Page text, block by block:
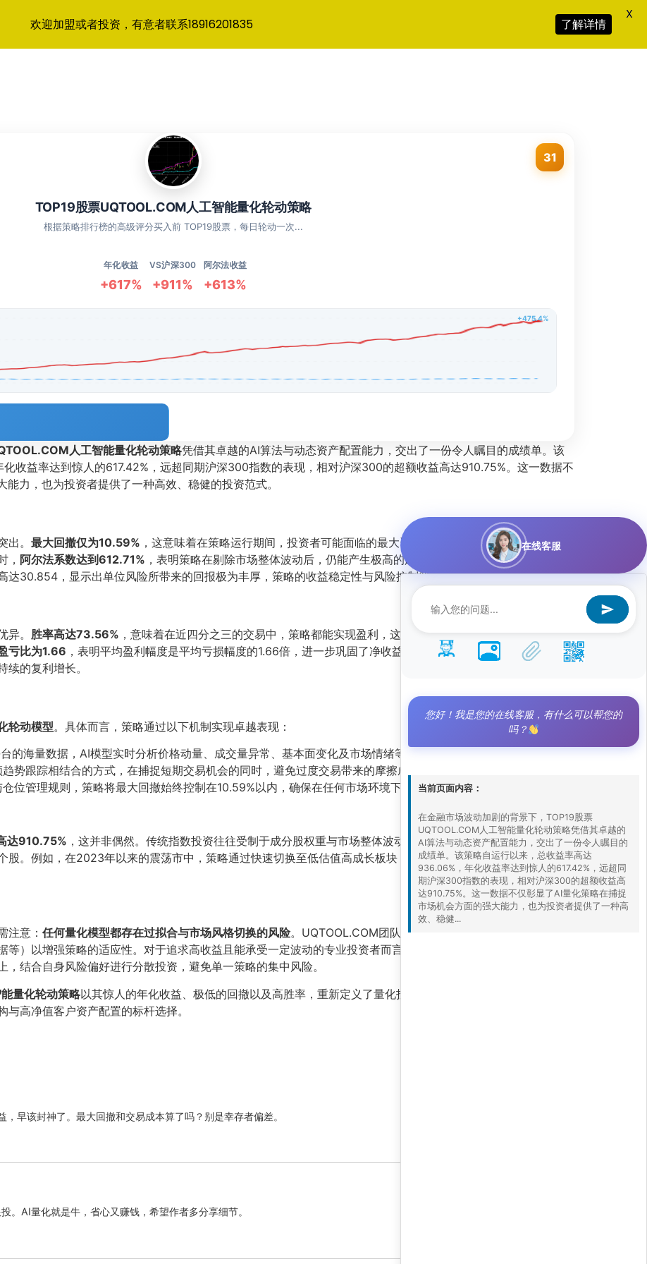
31
TOP19股票UQTOOL.COM人工智能量化轮动策略
根据策略排行榜的高级评分买入前 TOP19股票，每日轮动一次...
年化收益
+617%
VS沪深300
+911%
阿尔法收益
+613%
+475.4%
人工智能量化轮动策略凭借其卓越的AI算法与动态资产配置能力，交出了一份令人瞩目的成绩单。该
化收益率达到惊人的617.42%，远超同期沪深300指数的表现，相对沪深300的超额收益高达910.75%。这一数据不
力，也为投资者提供了一种高效、稳健的投资范式。
。 最大回撤仅为10.59% ，这意味着在策略运行期间，投资者可能面临的最大资产缩水幅度控制在极低水平，远
， 阿尔法系数达到612.71% ，表明策略在剔除市场整体波动后，仍能产生极高的超额收益，这归功于AI模型对市场
达30.854，显示出单位风险所带来的回报极为丰厚，策略的收益稳定性与风险控制能力达到了行业顶尖水平。
。 胜率高达73.56% ，意味着在近四分之三的交易中，策略都能实现盈利，这得益于AI系统对市场趋势、动量因
亏比为1.66 ，表明平均盈利幅度是平均亏损幅度的1.66倍，进一步巩固了净收益的累积。高胜率与正盈亏比的结
的复利增长。
轮动模型。具体而言，策略通过以下机制实现卓越表现：
的海量数据，AI模型实时分析价格动量、成交量异常、基本面变化及市场情绪等多维度因子，动态调整持仓组合。
势跟踪相结合的方式，在捕捉短期交易机会的同时，避免过度交易带来的摩擦成本，从而最大化夏普比率。
位管理规则，策略将最大回撤始终控制在10.59%以内，确保在任何市场环境下都能守住资本安全底线。
达910.75% ，这并非偶然。传统指数投资往往受制于成分股权重与市场整体波动，而AI量化轮动策略则能主动规避
股。例如，在2023年以来的震荡市中，策略通过快速切换至低估值高成长板块，成功避开了部分权重股的回调，
注意： 任何量化模型都存在过拟合与市场风格切换的风险。UQTOOL.COM团队表示，将持续优化AI模型参数，并
）以增强策略的适应性。对于追求高收益且能承受一定波动的专业投资者而言，该策略可作为核心配置的一部
结合自身风险偏好进行分散投资，避免单一策略的集中风险。
量化轮动策略以其惊人的年化收益、极低的回撤以及高胜率，重新定义了量化投资的上限。在AI技术持续迭代的
高净值客户资产配置的标杆选择。
早该封神了。最大回撤和交易成本算了吗？别是幸存者偏差。
。AI量化就是牛，省心又赚钱，希望作者多分享细节。
欢迎加盟或者投资，有意者联系18916201835 了解详情
X
在线客服
您好！我是您的在线客服，有什么可以帮您的
吗？
当前页面内容：
在金融市场波动加剧的背景下，TOP19股票
UQTOOL.COM人工智能量化轮动策略凭借其卓越的
AI算法与动态资产配置能力，交出了一份令人瞩目的
成绩单。该策略自运行以来，总收益率高达
936.06%，年化收益率达到惊人的617.42%，远超同
期沪深300指数的表现，相对沪深300的超额收益高
达910.75%。这一数据不仅彰显了AI量化策略在捕捉
市场机会方面的强大能力，也为投资者提供了一种高
效、稳健...